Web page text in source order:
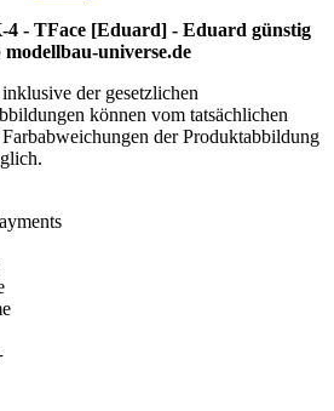
4 - TFace [Eduard] - Eduard günstig
universe.de
der gesetzlichen
können vom tatsächlichen
der Produktabbildung